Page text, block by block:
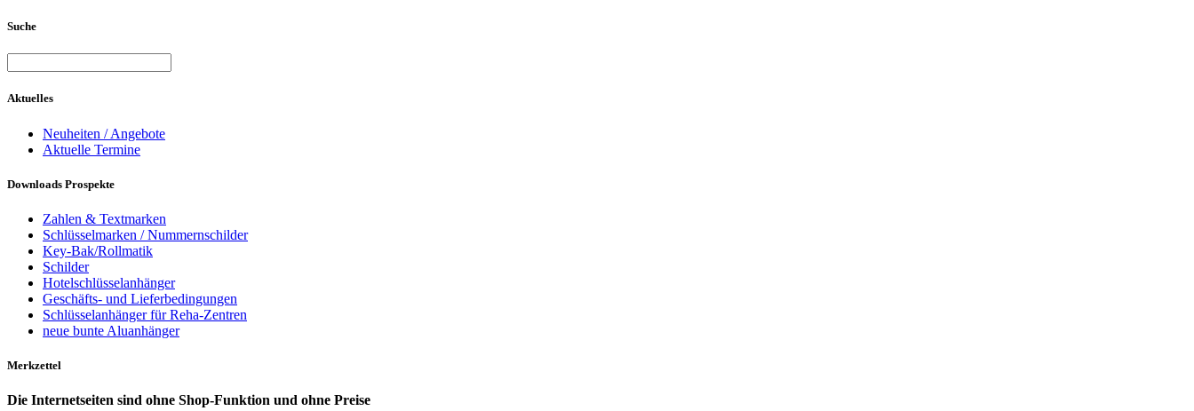
Suche
Aktuelles
Neuheiten / Angebote
Aktuelle Termine
Downloads Prospekte
Zahlen & Textmarken
Schlüsselmarken / Nummernschilder
Key-Bak/Rollmatik
Schilder
Hotelschlüsselanhänger
Geschäfts- und Lieferbedingungen
Schlüsselanhänger für Reha-Zentren
neue bunte Aluanhänger
Merkzettel
Die Internetseiten sind ohne Shop-Funktion und ohne Preise